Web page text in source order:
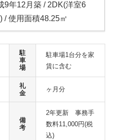
9年12月築 / 2DK(洋室6
/ 使用面積48.25㎡
駐
車
場
駐車場1台分を家
賃に含む
礼
金
ヶ月分
備
考
2年更新 事務手
数料11,000円(税
込)